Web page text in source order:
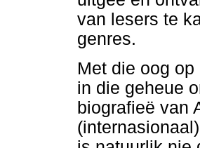
van lesers te
genres.
Met die oog
in die geheue
biografieë van